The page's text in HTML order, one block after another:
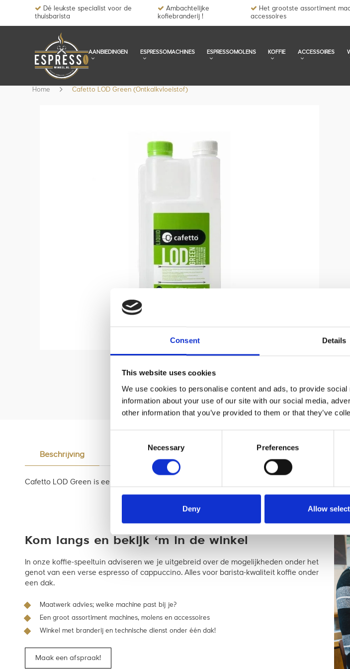
Consent Details
This website uses cookies
We use cookies to personalise content and ads, to provide
information about your use of our site with our social media,
other information that you’ve provided to them or that they’ve
Necessary Preferences
Deny Allow
Dé leukste specialist voor de
thuisbarista
Ambachtelijke
kofiebranderij !
Het grootste assortiment
accessoires
AANBIEDINGEN ESPRESSOMACHINES ESPRESSOMOLENS KOFFIE ACCESSOIRES
Home Cafetto LOD Green (Ontkalkvloeistof)
Beschrijving
Cafetto LOD Green is een biologisch gecerficeerd, geconcentreerde vloeistof voor het
Kom langs en bekijk ‘m in de winkel
In onze koffie-speeltuin adviseren we je uitgebreid over de mogelijkheden onder het
genot van een verse espresso of cappuccino. Alles voor barista-kwaliteit koffie onder
een dak.
Maatwerk advies; welke machine past bij je?
Een groot assortiment machines, molens en accessoires
Winkel met branderij en technische dienst onder één dak!
Maak een afspraak!